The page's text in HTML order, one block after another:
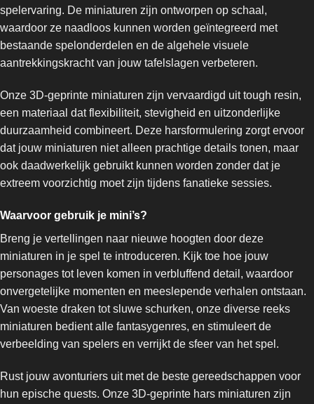
spelervaring. De miniaturen zijn ontworpen op schaal,
waardoor ze naadloos kunnen worden geïntegreerd met
bestaande spelonderdelen en de algehele visuele
aantrekkingskracht van jouw tafelslagen verbeteren.
Onze 3D-geprinte miniaturen zijn vervaardigd uit tough resin,
een materiaal dat flexibiliteit, stevigheid en uitzonderlijke
duurzaamheid combineert. Deze harsformulering zorgt ervoor
dat jouw miniaturen niet alleen prachtige details tonen, maar
ook daadwerkelijk gebruikt kunnen worden zonder dat je
extreem voorzichtig moet zijn tijdens fanatieke sessies.
Waarvoor gebruik je mini’s?
Breng je vertellingen naar nieuwe hoogten door deze
miniaturen in je spel te introduceren. Kijk toe hoe jouw
personages tot leven komen in verbluffend detail, waardoor
onvergetelijke momenten en meeslepende verhalen ontstaan.
Van woeste draken tot sluwe schurken, onze diverse reeks
miniaturen bedient alle fantasygenres, en stimuleert de
verbeelding van spelers en verrijkt de sfeer van het spel.
Rust jouw avonturiers uit met de beste gereedschappen voor
hun epische quests. Onze 3D-geprinte hars miniaturen zijn